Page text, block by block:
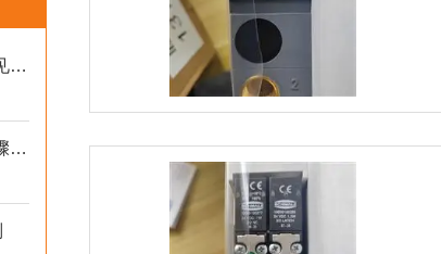
详细分析Magnatex磁力驱动泵的常见故障与排除方法
有关Magnatex磁力驱动泵的启动步骤您是否清楚？